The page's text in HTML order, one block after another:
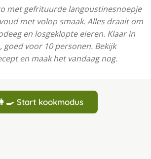
met gefrituurde langoustinesnoepje
met volop smaak. Alles draait om
en losgeklopte eieren. Klaar in
voor 10 personen. Bekijk
en maak het vandaag nog.
👩‍🍳 Start kookmodus